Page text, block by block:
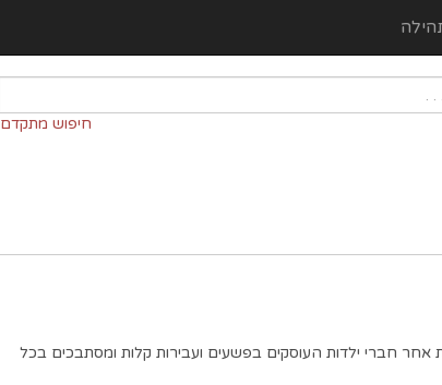
חיפוש מתקדם
אחר חברי ילדות העוסקים בפשעים ועבירות קלות ומסתבכים בכל